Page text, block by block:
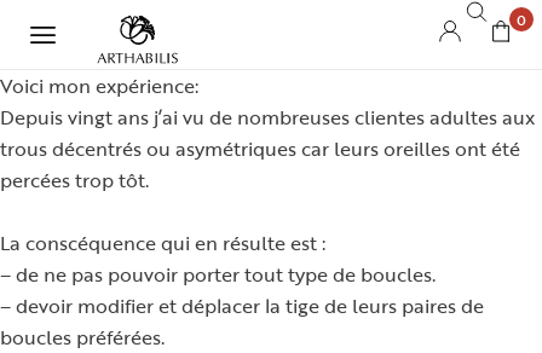
0
Voici mon expérience:
Depuis vingt ans j’ai vu de nombreuses clientes adultes aux
trous décentrés ou asymétriques car leurs oreilles ont été
percées trop tôt.
La conscéquence qui en résulte est :
– de ne pas pouvoir porter tout type de boucles.
– devoir modifier et déplacer la tige de leurs paires de
boucles préférées.